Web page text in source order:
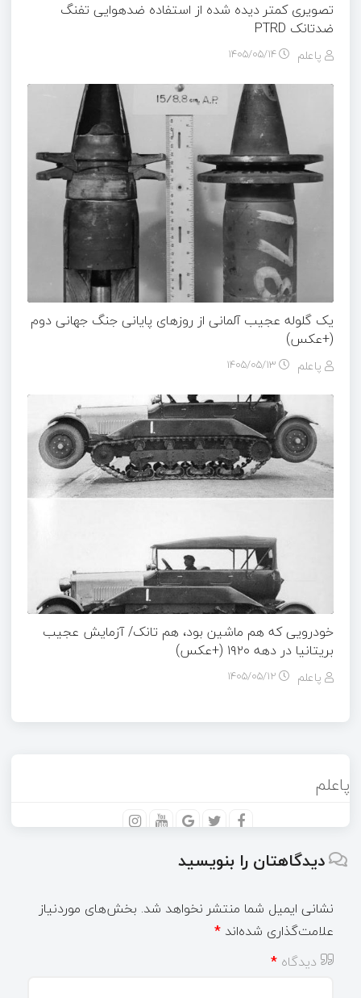
تصویری کمتر دیده شده از استفاده ضدهوایی تفنگ
ضدتانک PTRD
پاعلم ۱۴۰۵/۰۵/۱۴
یک گلوله عجیب آلمانی از روزهای پایانی جنگ جهانی دوم
(+عکس)
پاعلم ۱۴۰۵/۰۵/۱۳
خودرویی که هم ماشین بود، هم تانک/ آزمایش عجیب
بریتانیا در دهه ۱۹۲۰ (+عکس)
پاعلم ۱۴۰۵/۰۵/۱۲
پاعلم
دیدگاهتان را بنویسید
نشانی ایمیل شما منتشر نخواهد شد. بخش‌های موردنیاز
علامت‌گذاری شده‌اند *
دیدگاه *